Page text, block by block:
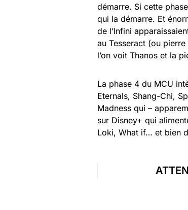
démarre. Si cette
qui la démarre. Et
de l’Infini
au Tesseract (ou
l’on voit Thanos et la
La phase 4 du MCU
Eternals, Shang-Chi,
Madness qui –
sur Disney+ qui
Loki, What if… et bien